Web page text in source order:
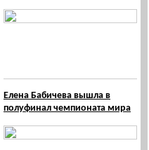
Елена Бабичева вышла в
полуфинал чемпионата мира